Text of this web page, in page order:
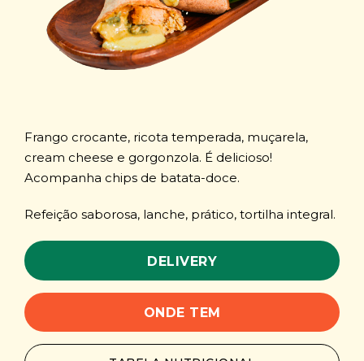
Frango crocante, ricota temperada, muçarela,
cream cheese e gorgonzola. É delicioso!
Acompanha chips de batata-doce.
Refeição saborosa, lanche, prático, tortilha integral.
DELIVERY
ONDE TEM